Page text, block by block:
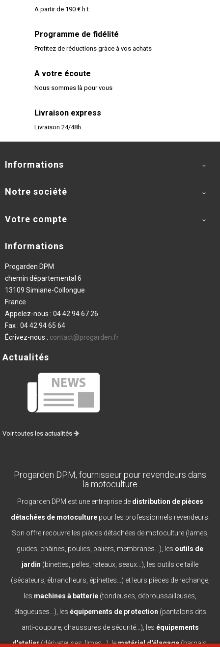
A partir de 190 € h.t.
Programme de fidélité
Profitez de réductions gràce à vos achats
A votre écoute
Nous sommes là pour vous
Livraison express
Livraison 24/48h
Informations 
Notre société 
Votre compte 
Informations
Progarden DPM
chemin départemental 6
13109 Simiane-Collongue
France
Appelez-nous : 04 42 94 67 26
Fax : 04 42 94 65 64
Écrivez-nous : contact@progarden.fr
Actualités
Voir toutes les actualités
Progarden DPM, fournisseur pour revendeurs dans
la motoculture
Progarden DPM est une entreprise de distribution de pièces
détachées de motoculturepour les professionnels revendeurs.
Son offre recouvre les pièces détachées de motoculture (lames,
guides, châines, poulies, paliers, membranes...), les outils de
jardin (binettes, pelles, rateaux, seaux...), les outils de taille
(sécateurs, ébrancheurs, épinettes...) et leurs pièces de rechange,
les machines à batterie (tondeuses, débroussailleuses,
élagueuses...), les équipements de protection (pantalons dits
anti-coupure, chaussures de sécurité...), les équipements
d'atelier(dériveteuses, limes...), lematériel d'élagage(harnais,